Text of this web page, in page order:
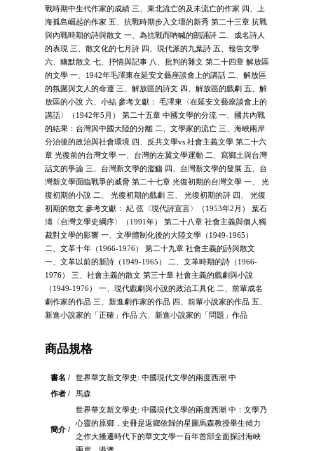
戰時期中生代作家的成績 三、東北流亡的及未流亡的作家 四、上
海孤島崛起的作家 五、抗戰時期步入文壇的新秀 第二十三章 抗戰
與內戰時期的詩與散文 一、為抗戰而吶喊的朗誦詩 二、成名詩人
的表現 三、散文化的七月詩 四、現代派的九葉詩 五、報告文學
六、幽默散文 七、抒情與記事 八、批判的雜文 第二十四章 解放區
的文學 一、1942年毛澤東在延安文藝座談會上的講話 二、解放區
的氛圍與文人的命運 三、解放區的詩文 四、解放區的戲劇 五、解
放區的小說 六、小結 參考文獻： 毛澤東〈在延安文藝座談會上的
講話〉（1942年5月） 第二十五章 中國文學的分流 一、國共內戰
的結果：台灣與中國大陸的分離 二、文學家的流亡 三、海峽兩岸
分治後的政治與社會環境 四、反共文學vs.社會主義文學 第二十六
章 光復前的台灣文學 一、台灣的左翼文學運動 二、寫鄉土與台灣
話文的爭論 三、台灣新文學的濫觴 四、台灣新文學的發展 五、台
灣新文學面臨戰爭的威脅 第二十七章 光復初期的台灣文學 一、 光
復初期的小說 二、 光復初期的戲劇 三、 光復初期的詩 四、 光復
初期的散文 參考文獻： 紀 弦〈現代詩宣言〉（1953年2月） 葉石
濤〈台灣文學史綱序〉（1991年） 第二十八章 社會主義與個人獨
裁對文學的影響 一、文學體制化後的大陸文學（1949-1965）
二、文革十年（1966-1976） 第二十九章 社會主義的詩與散文
一、文革以前的新詩（1949-1965） 二、文革時期的詩（1966-
1976） 三、社會主義的散文 第三十章 社會主義的戲劇與小說
（1949-1976） 一、現代戲劇與小說的政治工具化 二、前輩成名
劇作家的作品 三、新進劇作家的作品 四、前輩小說家的作品 五、
新進小說家的「正確」作品 六、新進小說家的「問題」作品
商品規格
書名 /
世界華文新文學史: 中國現代文學的兩度西潮 中
作者 /
馬森
簡介 /
世界華文新文學史: 中國現代文學的兩度西潮 中：文學乃
心靈的原鄉，史冊是返鄉依歸的星圖馬森教授畢生傾力
之作大播遷時代下的華文文學一百年首部全面探討海峽